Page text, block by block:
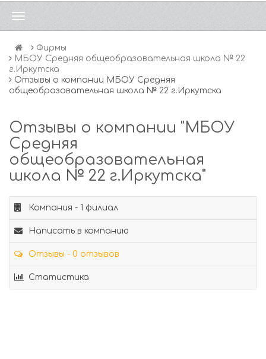
Фирмы
МБОУ Средняя общеобразовательная школа № 22
г.Иркутска
Отзывы о компании МБОУ Средняя
общеобразовательная школа № 22 г.Иркутска
Отзывы о компании "МБОУ
Средняя
общеобразовательная
школа № 22 г.Иркутска"
Компания - 1 филиал
Написать в компанию
Отзывы - 0 отзывов
Статистика